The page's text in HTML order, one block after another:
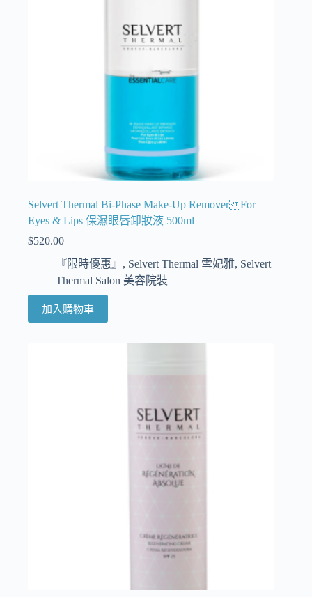
Selvert Thermal Bi-Phase Make-Up Remover For
Eyes & Lips 保濕眼唇卸妝液 500ml
$520.00
『限時優惠』 , Selvert Thermal 雪妃雅, Selvert
Thermal Salon 美容院裝
加入購物車